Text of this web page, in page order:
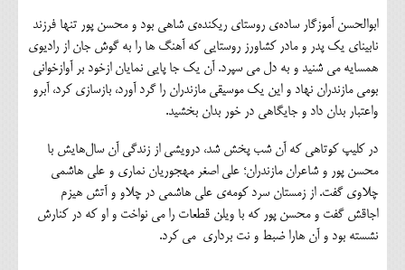
ابوالحسن آموزگار ساده‌ی روستای ریکنده‌ی شاهی بود و محسن پور تنها فرزند
نابینای یک پدر و مادر کشاورز روستایی که آهنگ ها را به گوش جان از رادیوی
همسایه می شنید و به دل می سپرد. آن یک جا پایی نمایان ازخود بر آوازخوانی
بومی مازندران نهاد و این یک موسیقی مازندران را گرد آورد، بازسازی کرد، آبرو
واعتبار بدان داد و جایگاهی در خور بدان بخشید.
در کلیپ کوتاهی که آن شب پخش شد، درویشی از زندگی آن سال‌هایش با
محسن پور و شاعران مازندران؛ علی اصغر مهجوریان نماری و علی هاشمی
چلاوی گفت. از زمستان سرد کومه‌ی علی هاشمی در چلاو و آتش هیزم
اجاقش گفت و محسن پور که با ویلن قطعات را می نواخت و او که در کنارش
نشسته بود و آن هارا ضبط و نت برداری می کرد.